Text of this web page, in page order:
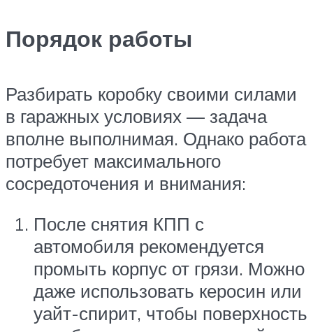
Порядок работы
Разбирать коробку своими силами
в гаражных условиях — задача
вполне выполнимая. Однако работа
потребует максимального
сосредоточения и внимания:
После снятия КПП с
автомобиля рекомендуется
промыть корпус от грязи. Можно
даже использовать керосин или
уайт-спирит, чтобы поверхность